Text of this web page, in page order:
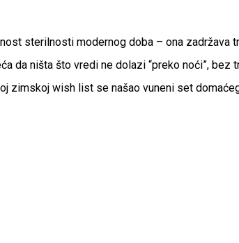
sterilnosti modernog doba – ona zadržava
da ništa što vredi ne dolazi “preko noći”, bez
zimskoj wish list se našao vuneni set